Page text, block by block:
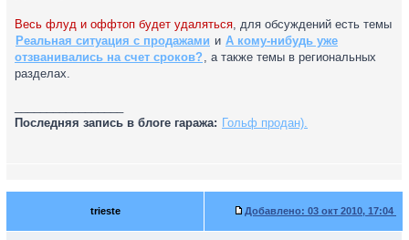
Весь флуд и оффтоп будет удаляться, для обсуждений есть темы
Реальная ситуация с продажами и А кому-нибудь уже
отзванивались на счет сроков? , а также темы в региональных
разделах.
Последняя запись в блоге гаража: Гольф продан).
trieste Добавлено: 03 окт 2010, 17:04